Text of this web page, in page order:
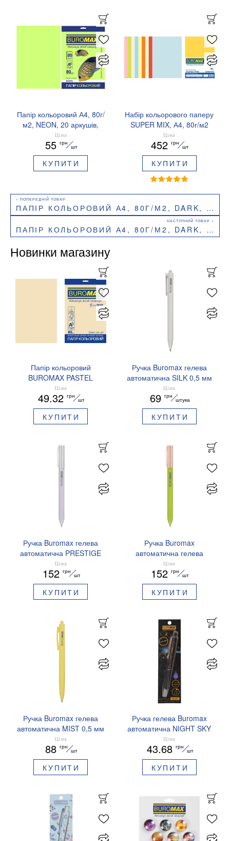
Папір кольоровий А4, 80г/
м2, NEON, 20 аркушів,
BUROMAX BM.2721520
Ціна
55 грн
шт
КУПИТИ
Набір кольорового паперу
SUPER MIX, А4, 80г/м2
(10х25/250 аркушів)
BUROMAX BM.27216250-
99
Ціна
452 грн
шт
КУПИТИ
ПАПІР КОЛЬОРОВИЙ А4, 80Г/М2, DARK, 20Л, BUROMAX BM.2721420
ПАПІР КОЛЬОРОВИЙ А4, 80Г/М2, DARK, 50 АРКУШІВ BUROMAX BM.2721450
Новинки магазину
Папір кольоровий
BUROMAX PASTEL
EUROMAX 20 арк А4 80 г/
мс BM.2721220E-08
Ціна
49.32 грн
шт
КУПИТИ
Ручка Buromax гелева
автоматична SILK 0,5 мм
сині чорнила BM.83100
Ціна
69 грн
штука
КУПИТИ
Ручка Buromax гелева
автоматична PRESTIGE
SILVER 0,5 мм сині
чорнила BM.83102
Ціна
152 грн
шт
КУПИТИ
Ручка Buromax
автоматична гелева
PRESTIGE GOLD 0,5 мм
сині чорнила BM.83101
Ціна
152 грн
шт
КУПИТИ
Ручка Buromax гелева
автоматична MIST 0,5 мм
сині чорнила BM.83103
Ціна
88 грн
шт
КУПИТИ
Ручка гелева Buromax
автоматична NIGHT SKY
ZODIAC 0.5 мм
ароматизований грип синє
чорнило BM.8379-01
Ціна
43.68 грн
шт
КУПИТИ